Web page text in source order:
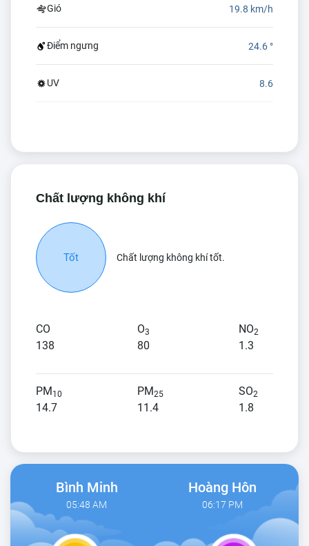
Gió 19.8 km/h
Điểm ngưng 24.6 °
UV 8.6
Chất lượng không khí
Tốt Chất lượng không khí tốt.
CO
138
O3
80
NO2
1.3
PM10
14.7
PM25
11.4
SO2
1.8
Bình Minh
05:48 AM
Hoàng Hôn
06:17 PM